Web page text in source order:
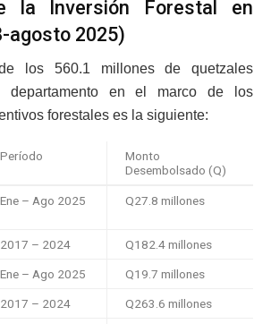
la Inversión Forestal en
agosto 2025)
los 560.1 millones de quetzales
departamento en el marco de los
forestales es la siguiente:
Período
Monto
Desembolsado (Q)
Ene – Ago 2025 Q27.8 millones
2017 – 2024 Q182.4 millones
Ene – Ago 2025 Q19.7 millones
2017 – 2024 Q263.6 millones